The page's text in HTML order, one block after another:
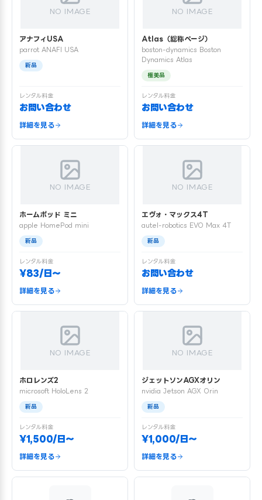
NO IMAGE
アナフィUSA
parrot ANAFI USA
新品
レンタル料金
お問い合わせ
詳細を見る
NO IMAGE
Atlas（総称ページ）
boston-dynamics Boston
Dynamics Atlas
極美品
レンタル料金
お問い合わせ
詳細を見る
NO IMAGE
ホームポッド ミニ
apple HomePod mini
新品
レンタル料金
¥83/日〜
詳細を見る
NO IMAGE
エヴォ・マックス4T
autel-robotics EVO Max 4T
新品
レンタル料金
お問い合わせ
詳細を見る
NO IMAGE
ホロレンズ2
microsoft HoloLens 2
新品
レンタル料金
¥1,500/日〜
詳細を見る
NO IMAGE
ジェットソンAGXオリン
nvidia Jetson AGX Orin
新品
レンタル料金
¥1,000/日〜
詳細を見る